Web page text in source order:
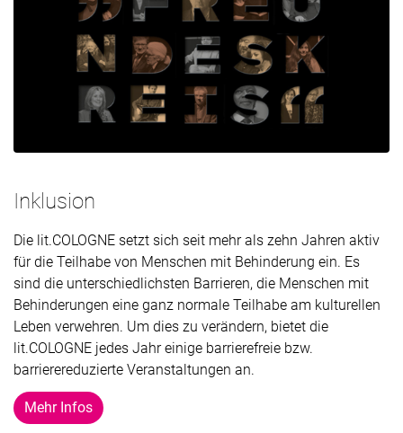
Inklusion
Die lit.COLOGNE setzt sich seit mehr als zehn Jahren aktiv
für die Teilhabe von Menschen mit Behinderung ein. Es
sind die unterschiedlichsten Barrieren, die Menschen mit
Behinderungen eine ganz normale Teilhabe am kulturellen
Leben verwehren. Um dies zu verändern, bietet die
lit.COLOGNE jedes Jahr einige barrierefreie bzw.
barrierereduzierte Veranstaltungen an.
Mehr Infos